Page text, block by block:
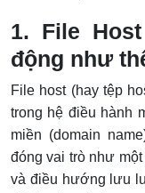
1. File
động như
File host (hay tệp
trong hệ điều hành
miền (domain
đóng vai trò như
và điều hướng lưu